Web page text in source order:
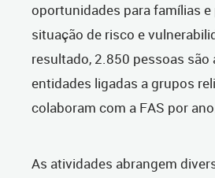
oportunidades para famílias e
situação de risco e
resultado, 2.850 pessoas são
entidades ligadas a grupos
colaboram com a FAS por
As atividades abrangem